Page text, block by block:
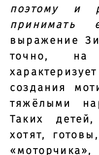
поэтому и
принимать
выражение
точно, на
создания
тяжёлыми
Таких
хотят,